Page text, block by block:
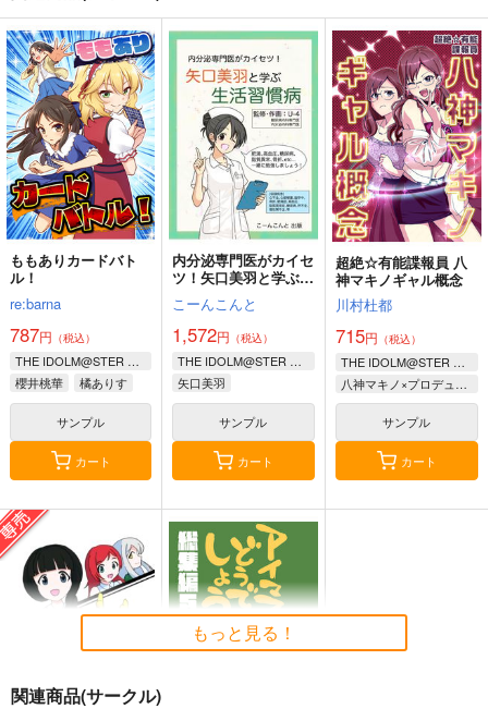
ももありカードバト
ル！
re:barna
787円 （税込）
THE IDOLM@STER CINDERELLA GIRLS
櫻井桃華
橘ありす
佐々木千枝
サンプル
カート
内分泌専門医がカイセ
ツ！矢口美羽と学ぶ生
活習慣病
こーんこんと
1,572円 （税込）
THE IDOLM@STER CINDERELLA GIRLS
矢口美羽
サンプル
カート
超絶☆有能諜報員 八
神マキノギャル概念
川村杜都
715円 （税込）
THE IDOLM@STER
八神マキノ×プロデューサ
サンプル
カート
もっと見る！
関連商品(サークル)